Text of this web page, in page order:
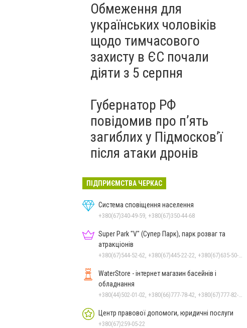
Обмеження для
українських чоловіків
щодо тимчасового
захисту в ЄС почали
діяти з 5 серпня
Губернатор РФ
повідомив про п’ять
загиблих у Підмосков’ї
після атаки дронів
ПІДПРИЄМСТВА ЧЕРКАС
Система сповіщення населення
+380(67)340-49-59, +380(67)350-44-68
Super Park "V" (Супер Парк), парк розваг та
атракціонів
+380(67)544-52-62, +380(67)445-22-22, +380(67)635-50-50
WaterStore - інтернет магазин басейнів і
обладнання
+380(44)502-01-02, +380(66)777-78-42, +380(67)777-82-19, +380(67)890-80-80, +380(73)890-80-80, +380(44)502-01-03
Центр правової допомоги, юридичні послуги
+380(67)259-05-22